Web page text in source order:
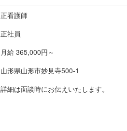
正看護師
正社員
月給 365,000円～
山形県山形市妙見寺500-1
詳細は面談時にお伝えいたします。